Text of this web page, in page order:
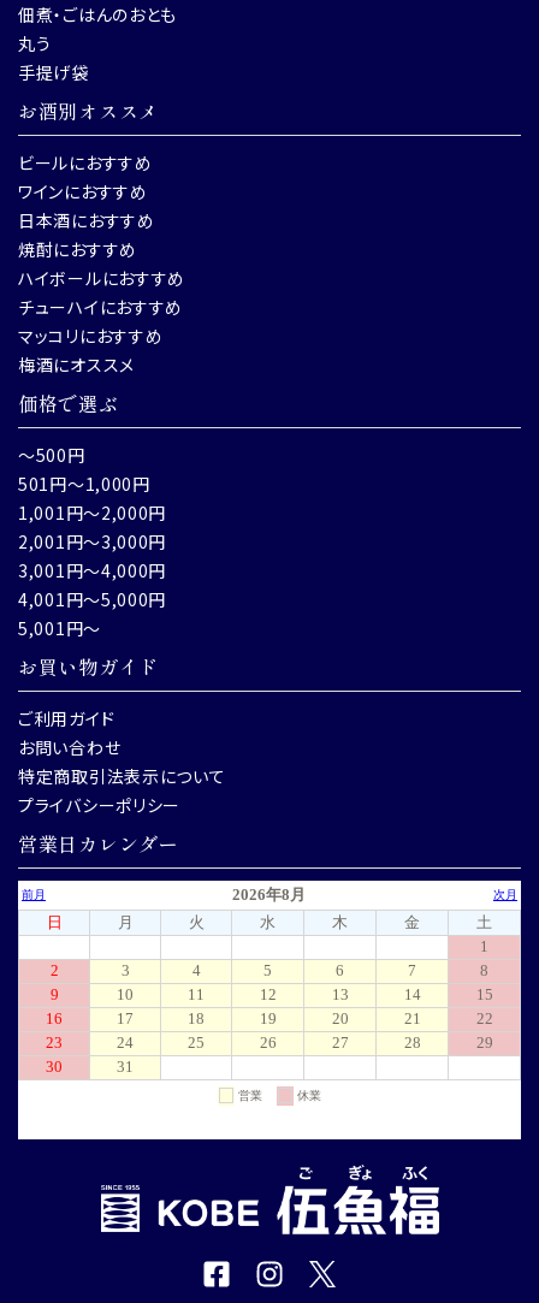
佃煮・ごはんのおとも
丸う
手提げ袋
お酒別オススメ
ビールにおすすめ
ワインにおすすめ
日本酒におすすめ
焼酎におすすめ
ハイボールにおすすめ
チューハイにおすすめ
マッコリにおすすめ
梅酒にオススメ
価格で選ぶ
～500円
501円～1,000円
1,001円～2,000円
2,001円～3,000円
3,001円～4,000円
4,001円～5,000円
5,001円～
お買い物ガイド
ご利用ガイド
お問い合わせ
特定商取引法表示について
プライバシーポリシー
営業日カレンダー